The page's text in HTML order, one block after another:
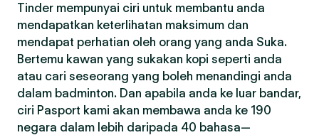
Tinder mempunyai ciri untuk membantu anda
mendapatkan keterlihatan maksimum dan
mendapat perhatian oleh orang yang anda Suka.
Bertemu kawan yang sukakan kopi seperti anda
atau cari seseorang yang boleh menandingi anda
dalam badminton. Dan apabila anda ke luar bandar,
ciri Pasport kami akan membawa anda ke 190
negara dalam lebih daripada 40 bahasa—